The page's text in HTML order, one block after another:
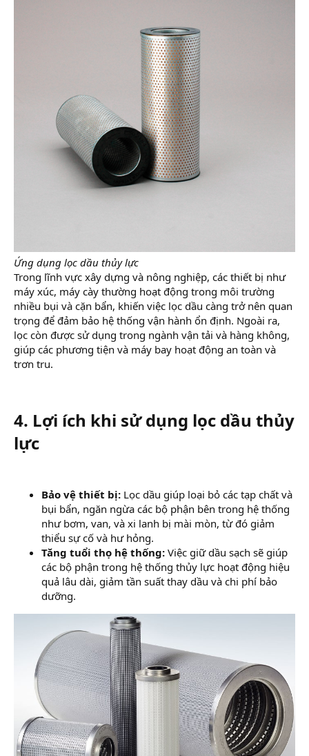
Ứng dụng lọc dầu thủy lực
Trong lĩnh vực xây dựng và nông nghiệp, các thiết bị như
máy xúc, máy cày thường hoạt động trong môi trường
nhiều bụi và cặn bẩn, khiến việc lọc dầu càng trở nên quan
trọng để đảm bảo hệ thống vận hành ổn định. Ngoài ra,
lọc còn được sử dụng trong ngành vận tải và hàng không,
giúp các phương tiện và máy bay hoạt động an toàn và
trơn tru.
4. Lợi ích khi sử dụng lọc dầu thủy
lực
Bảo vệ thiết bị: Lọc dầu giúp loại bỏ các tạp chất và
bụi bẩn, ngăn ngừa các bộ phận bên trong hệ thống
như bơm, van, và xi lanh bị mài mòn, từ đó giảm
thiểu sự cố và hư hỏng.
Tăng tuổi thọ hệ thống: Việc giữ dầu sạch sẽ giúp
các bộ phận trong hệ thống thủy lực hoạt động hiệu
quả lâu dài, giảm tần suất thay dầu và chi phí bảo
dưỡng.